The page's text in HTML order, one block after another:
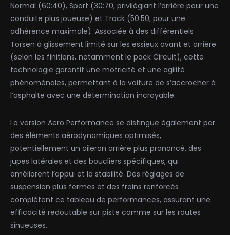
Normal (60:40), Sport (30:70, privilégiant l’arrière pour une
conduite plus joueuse) et Track (50:50, pour une
adhérence maximale). Associée à des différentiels
Torsen à glissement limité sur les essieux avant et arrière
(selon les finitions, notamment le pack Circuit), cette
technologie garantit une motricité et une agilité
phénoménales, permettant à la voiture de s’accrocher à
l’asphalte avec une détermination incroyable.
La version Aero Performance se distingue également par
des éléments aérodynamiques optimisés,
potentiellement un aileron arrière plus prononcé, des
jupes latérales et des boucliers spécifiques, qui
améliorent l’appui et la stabilité. Des réglages de
suspension plus fermes et des freins renforcés
complètent ce tableau de performances, assurant une
efficacité redoutable sur piste comme sur les routes
sinueuses.